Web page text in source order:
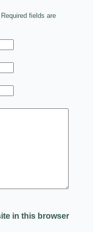
Required fields are
in this browser